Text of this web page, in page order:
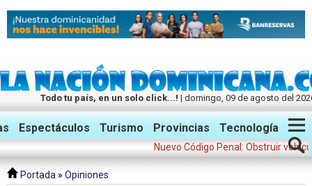
Todo tu país, en un solo click...! | domingo, 09 de agosto del
Twitter Facebook Instagram
Espectáculos Turismo Provincias Tecnología
Nuevo Código Penal: Obstruir
Portada » Opiniones